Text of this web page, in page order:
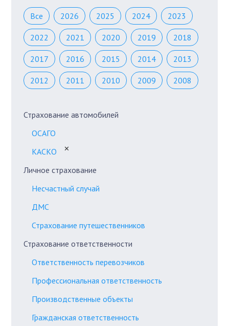
Все 2026 2025 2024 2023
2022 2021 2020 2019 2018
2017 2016 2015 2014 2013
2012 2011 2010 2009 2008
Страхование автомобилей
ОСАГО
КАСКО
✕
Личное страхование
Несчастный случай
ДМС
Страхование путешественников
Страхование ответственности
Ответственность перевозчиков
Профессиональная ответственность
Производственные объекты
Гражданская ответственность